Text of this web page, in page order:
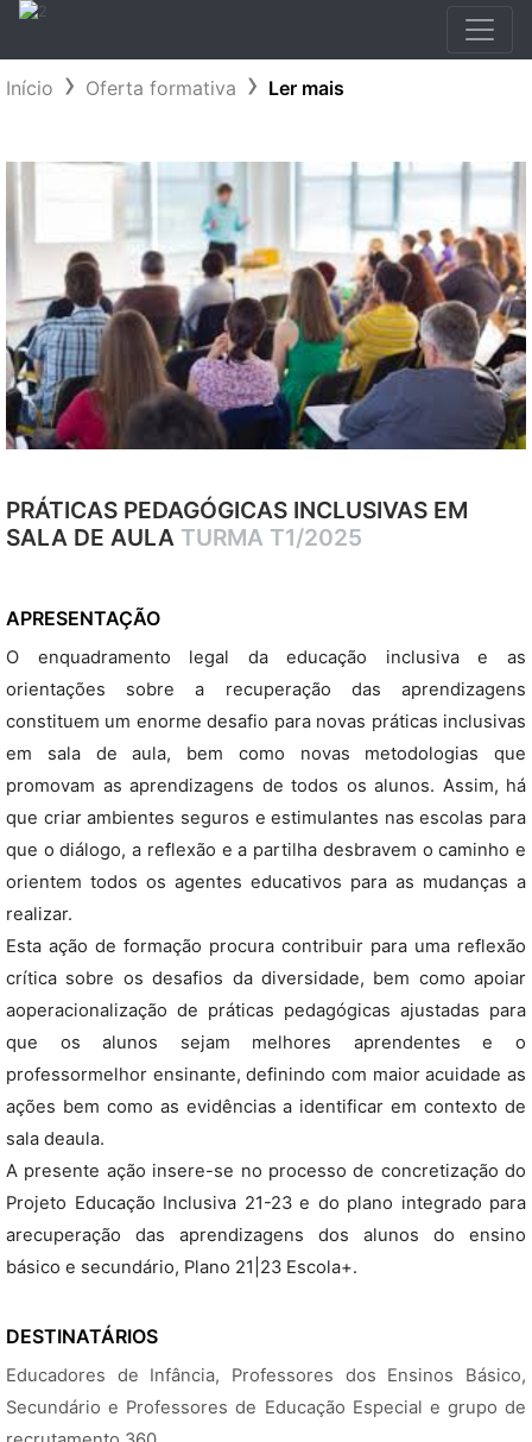
Início Oferta formativa Ler mais
PRÁTICAS PEDAGÓGICAS INCLUSIVAS EM
SALA DE AULA TURMA T1/2025
APRESENTAÇÃO
O enquadramento legal da educação inclusiva e as
orientações sobre a recuperação das aprendizagens
constituem um enorme desafio para novas práticas inclusivas
em sala de aula, bem como novas metodologias que
promovam as aprendizagens de todos os alunos. Assim, há
que criar ambientes seguros e estimulantes nas escolas para
que o diálogo, a reflexão e a partilha desbravem o caminho e
orientem todos os agentes educativos para as mudanças a
realizar.
Esta ação de formação procura contribuir para uma reflexão
crítica sobre os desafios da diversidade, bem como apoiar
aoperacionalização de práticas pedagógicas ajustadas para
que os alunos sejam melhores aprendentes e o
professormelhor ensinante, definindo com maior acuidade as
ações bem como as evidências a identificar em contexto de
sala deaula.
A presente ação insere-se no processo de concretização do
Projeto Educação Inclusiva 21-23 e do plano integrado para
arecuperação das aprendizagens dos alunos do ensino
básico e secundário, Plano 21|23 Escola+.
DESTINATÁRIOS
Educadores de Infância, Professores dos Ensinos Básico,
Secundário e Professores de Educação Especial e grupo de